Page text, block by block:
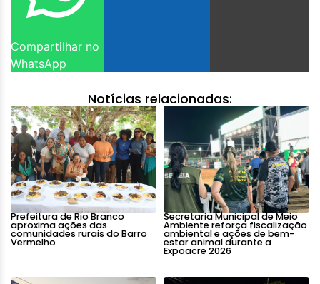
Compartilhar no
WhatsApp
Notícias relacionadas:
Prefeitura de Rio Branco
aproxima ações das
comunidades rurais do Barro
Vermelho
Secretaria Municipal de Meio
Ambiente reforça fiscalização
ambiental e ações de bem-
estar animal durante a
Expoacre 2026